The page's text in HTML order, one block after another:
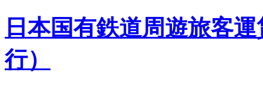
日本国有鉄道周遊旅客
行）